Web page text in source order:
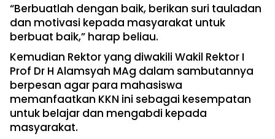
“Berbuatlah dengan baik, berikan suri tauladan
dan motivasi kepada masyarakat untuk
berbuat baik,” harap beliau.
Kemudian Rektor yang diwakili Wakil Rektor I
Prof Dr H Alamsyah MAg dalam sambutannya
berpesan agar para mahasiswa
memanfaatkan KKN ini sebagai kesempatan
untuk belajar dan mengabdi kepada
masyarakat.